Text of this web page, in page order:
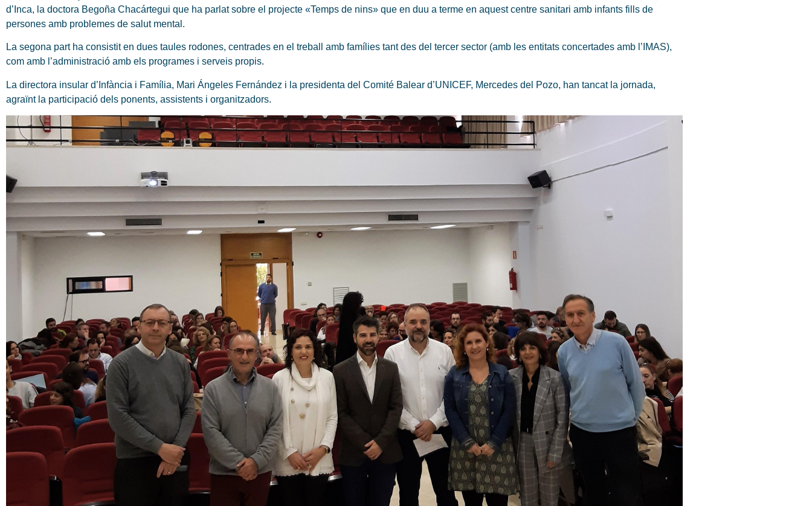
d’Inca, la doctora Begoña Chacártegui que ha parlat sobre el projecte «Temps de nins» que en duu a terme en aquest centre sanitari amb infants fills de
persones amb problemes de salut mental.
La segona part ha consistit en dues taules rodones, centrades en el treball amb famílies tant des del tercer sector (amb les entitats concertades amb l’IMAS),
com amb l’administració amb els programes i serveis propis.
La directora insular d’Infància i Família, Mari Ángeles Fernández i la presidenta del Comité Balear d’UNICEF, Mercedes del Pozo, han tancat la jornada,
agraïnt la participació dels ponents, assistents i organitzadors.